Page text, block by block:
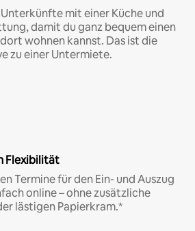
mit einer Küche und
damit du ganz bequem einen
wohnen kannst. Das ist die
zu einer Untermiete.
Flexibilität
Termine für den Ein- und Auszug
online – ohne zusätzliche
lästigen Papierkram.*